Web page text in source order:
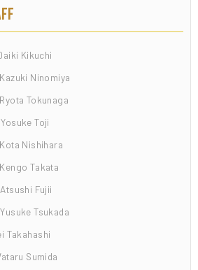
Kikuchi
Kazuki Ninomiya
Ryota Tokunaga
Yosuke Toji
Kota Nishihara
Kengo Takata
Atsushi Fujii
Yusuke Tsukada
Takahashi
Sumida